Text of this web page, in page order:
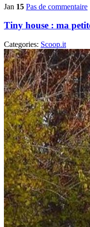
Jan 15 Pas de commentaire
Tiny house : ma
Categories: Scoop.it